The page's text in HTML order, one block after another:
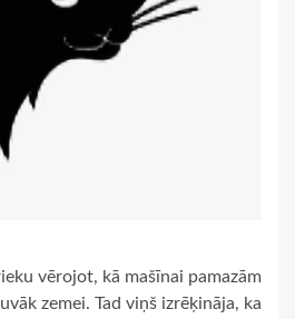
vērojot, kā mašīnai pamazām
zemei. Tad viņš izrēķināja, ka